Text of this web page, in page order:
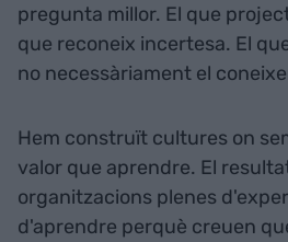
pregunta millor. El que
que reconeix incertesa. El
no necessàriament el
Hem construït cultures on
valor que aprendre. El
organitzacions plenes
d'aprendre perquè creuen